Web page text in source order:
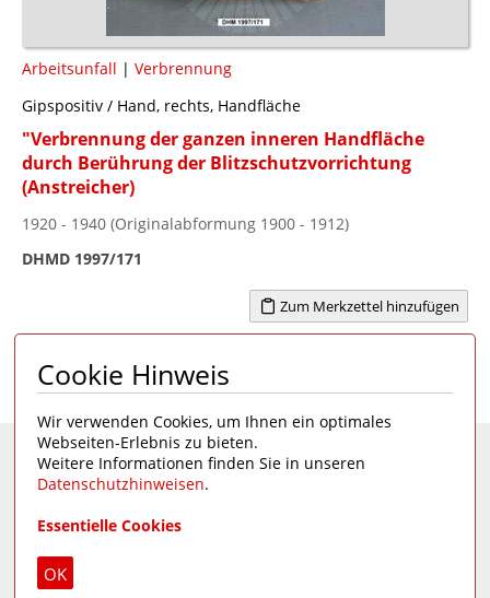
Arbeitsunfall | Verbrennung
Gipspositiv / Hand, rechts, Handfläche
"Verbrennung der ganzen inneren Handfläche
durch Berührung der Blitzschutzvorrichtung
(Anstreicher)
1920 - 1940 (Originalabformung 1900 - 1912)
DHMD 1997/171
Zum Merkzettel hinzufügen
Seite 1 von 4 1 2 3 4 >
Eine Seite desDeutschen Hygiene-Museums
Cookie Hinweis
Wir verwenden Cookies, um Ihnen ein optimales
Webseiten-Erlebnis zu bieten.
Weitere Informationen finden Sie in unseren
Datenschutzhinweisen.
Essentielle Cookies
OK